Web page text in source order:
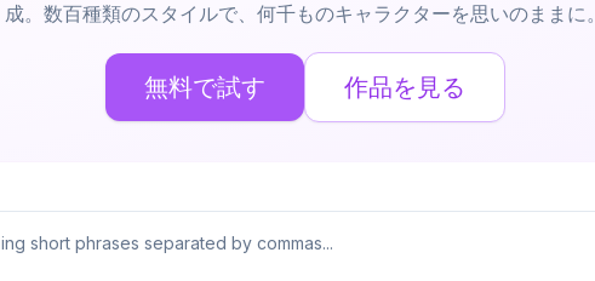
成。数百種類のスタイルで、何千ものキャラクターを思いのままに。
無料で試す 作品を見る